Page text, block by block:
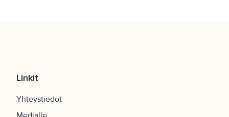
Linkit
Yhteystiedot